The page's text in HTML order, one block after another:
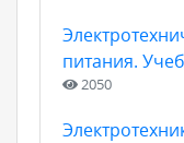
питания.
2050